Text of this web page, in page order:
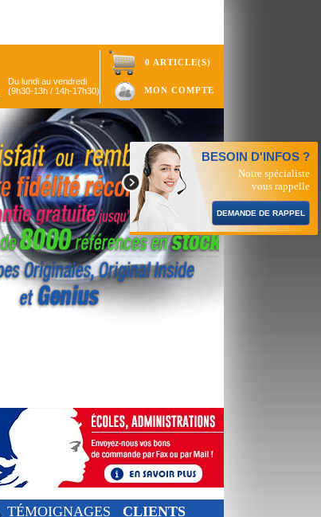
Du lundi au vendredi
(9h30-13h / 14h-17h30)
0 ARTICLE(S)
MON COMPTE
BESOIN D'INFOS ?
Notre spécialiste
vous rappelle
DEMANDE DE RAPPEL
TÉMOIGNAGES CLIENTS